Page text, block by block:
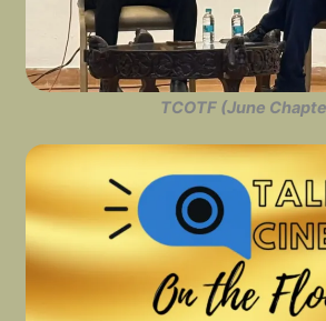
TCOTF (June